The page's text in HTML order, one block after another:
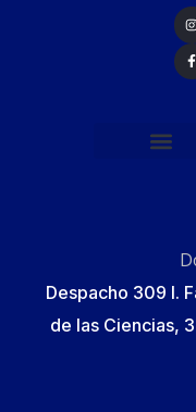
Despacho 309 I.
de las Ciencias,